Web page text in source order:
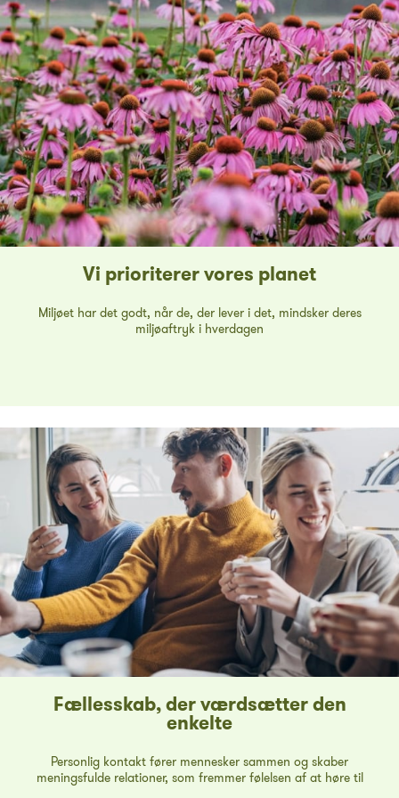
Vi prioriterer vores planet
Miljøet har det godt, når de, der lever i det, mindsker deres
miljøaftryk i hverdagen
Fællesskab, der værdsætter den
enkelte
Personlig kontakt fører mennesker sammen og skaber
meningsfulde relationer, som fremmer følelsen af at høre til